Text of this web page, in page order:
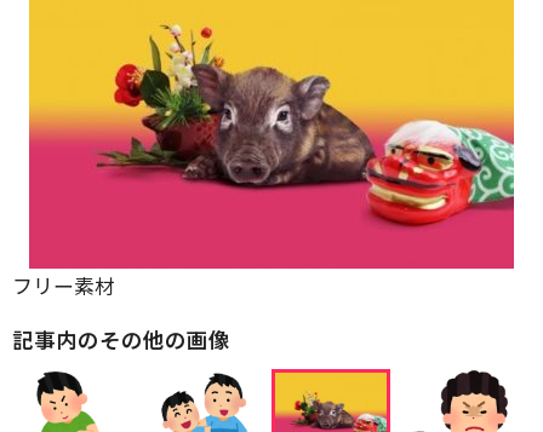
フリー素材
記事内のその他の画像